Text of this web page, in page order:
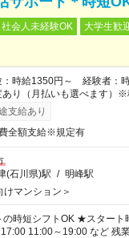
社会人未経験OK 大学生歓
：時給1350円～ 経験者：
あり（月払いも選べます）※
いとなります。
支給あり
全額支給※規定有
(石川県)駅 / 明峰駅
けマンション＞
★スタート時間選べます！ 7:00～
11:00～19:00 など 残業なし！ ※W